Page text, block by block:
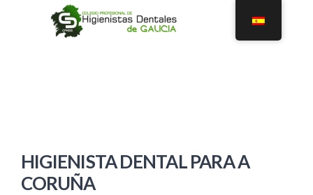
HIGIENISTA DENTAL PARA A
CORUÑA